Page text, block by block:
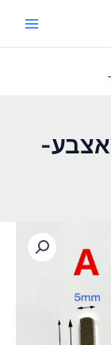
אצבע-